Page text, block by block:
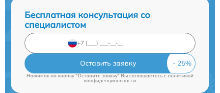
Бесплатная консультация со
специалистом
Оставить заявку
Нажимая на кнопку "Оставить заявку" Вы соглашаетесь cполитикой
конфиденциальности